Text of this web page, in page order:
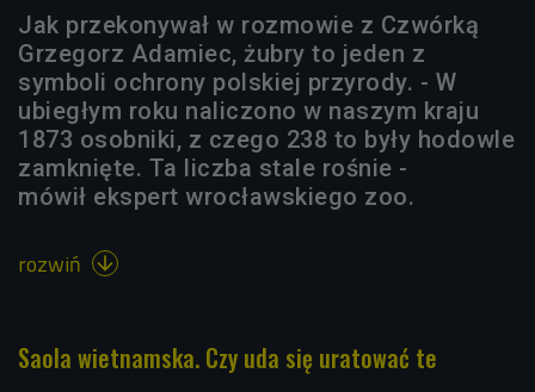
Jak przekonywał w rozmowie z Czwórką
Grzegorz Adamiec, żubry to jeden z
symboli ochrony polskiej przyrody. - W
ubiegłym roku naliczono w naszym kraju
1873 osobniki, z czego 238 to były hodowle
zamknięte. Ta liczba stale rośnie -
mówił ekspert wrocławskiego zoo.
rozwiń 
Saola wietnamska. Czy uda się uratować te